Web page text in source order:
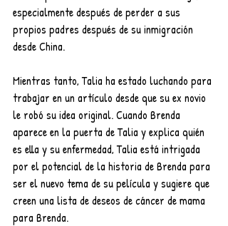
especialmente después de perder a sus
propios padres después de su inmigración
desde China.
Mientras tanto, Talia ha estado luchando para
trabajar en un artículo desde que su ex novio
le robó su idea original. Cuando Brenda
aparece en la puerta de Talia y explica quién
es ella y su enfermedad, Talia está intrigada
por el potencial de la historia de Brenda para
ser el nuevo tema de su película y sugiere que
creen una lista de deseos de cáncer de mama
para Brenda.